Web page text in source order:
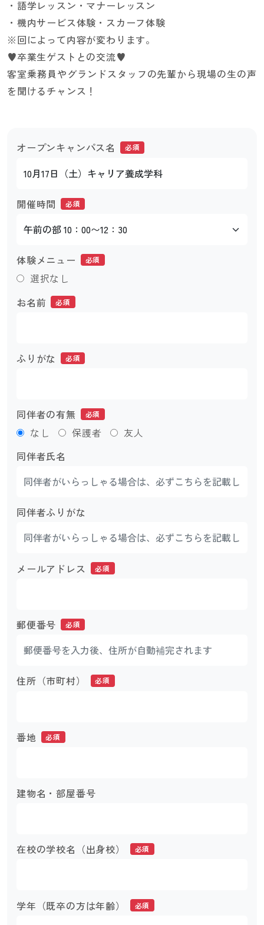
・語学レッスン・マナーレッスン
・機内サービス体験・スカーフ体験
※回によって内容が変わります。
♥卒業生ゲストとの交流♥
客室乗務員やグランドスタッフの先輩から現場の生の声
を聞けるチャンス！
オープンキャンパス名 必須
開催時間 必須
体験メニュー 必須
選択なし
お名前
必須
ふりがな 必須
同伴者の有無 必須
なし 保護者
友人
同伴者氏名
同伴者ふりがな
メールアドレス 必須
郵便番号 必須
住所（市町村） 必須
番地 必須
建物名・部屋番号
在校の学校名（出身校） 必須
学年（既卒の方は年齢） 必須